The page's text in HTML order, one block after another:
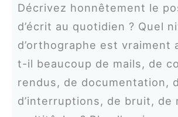
Décrivez honnêtement le
d’écrit au quotidien ? Quel
d’orthographe est vraiment
t-il beaucoup de mails, de
rendus, de documentation,
d’interruptions, de bruit, de